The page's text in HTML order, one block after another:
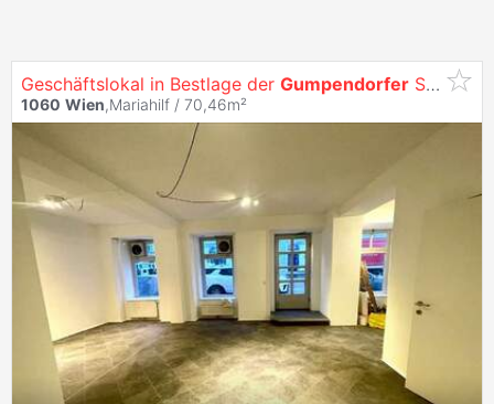
Geschäftslokal in Bestlage der Gumpendorfer Straße zu
1060 Wien,Mariahilf / 70,46m²